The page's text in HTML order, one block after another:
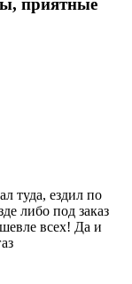
приятные
туда, ездил по
либо под заказ
всех! Да и